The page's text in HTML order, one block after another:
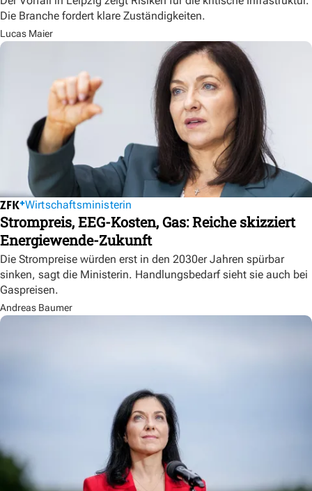
Die Branche fordert klare Zuständigkeiten.
Lucas Maier
Wirtschaftsministerin
Strompreis, EEG-Kosten, Gas: Reiche skizziert
Energiewende-Zukunft
Die Strompreise würden erst in den 2030er Jahren spürbar
sinken, sagt die Ministerin. Handlungsbedarf sieht sie auch bei
Gaspreisen.
Andreas Baumer